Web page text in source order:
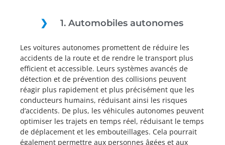
1. Automobiles autonomes
Les voitures autonomes promettent de réduire les
accidents de la route et de rendre le transport plus
efficient et accessible. Leurs systèmes avancés de
détection et de prévention des collisions peuvent
réagir plus rapidement et plus précisément que les
conducteurs humains, réduisant ainsi les risques
d’accidents. De plus, les véhicules autonomes peuvent
optimiser les trajets en temps réel, réduisant le temps
de déplacement et les embouteillages. Cela pourrait
également permettre aux personnes âgées et aux